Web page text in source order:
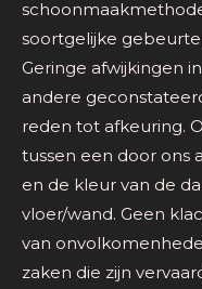
soortgelijke
Geringe afwijkingen
andere
reden tot afkeuring.
tussen een door ons
en de kleur van de
vloer/wand. Geen
van
zaken die zijn